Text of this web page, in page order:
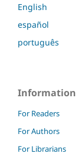
English
español
português
Information
For Readers
For Authors
For Librarians